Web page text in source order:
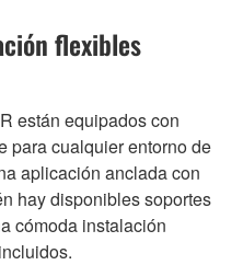
flexibles
están equipados con
para cualquier entorno de
aplicación anclada con
hay disponibles soportes
cómoda instalación